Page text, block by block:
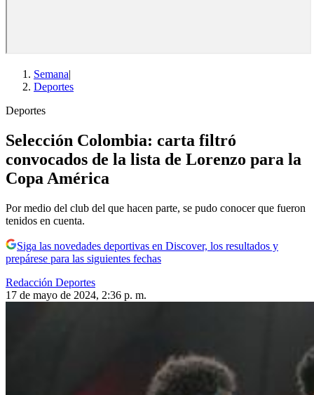
Semana|
Deportes
Deportes
Selección Colombia: carta filtró
convocados de la lista de Lorenzo para la
Copa América
Por medio del club del que hacen parte, se pudo conocer que fueron
tenidos en cuenta.
Siga las novedades deportivas en Discover, los resultados y
prepárese para las siguientes fechas
Redacción Deportes
17 de mayo de 2024, 2:36 p. m.